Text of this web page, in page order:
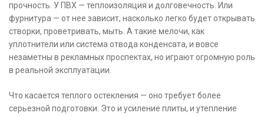
прочность. У ПВХ — теплоизоляция и долговечность. Или
фурнитура — от нее зависит, насколько легко будет открывать
створки, проветривать, мыть. А такие мелочи, как
уплотнители или система отвода конденсата, и вовсе
незаметны в рекламных проспектах, но играют огромную роль
в реальной эксплуатации.
Что касается теплого остекления — оно требует более
серьезной подготовки. Это и усиление плиты, и утепление